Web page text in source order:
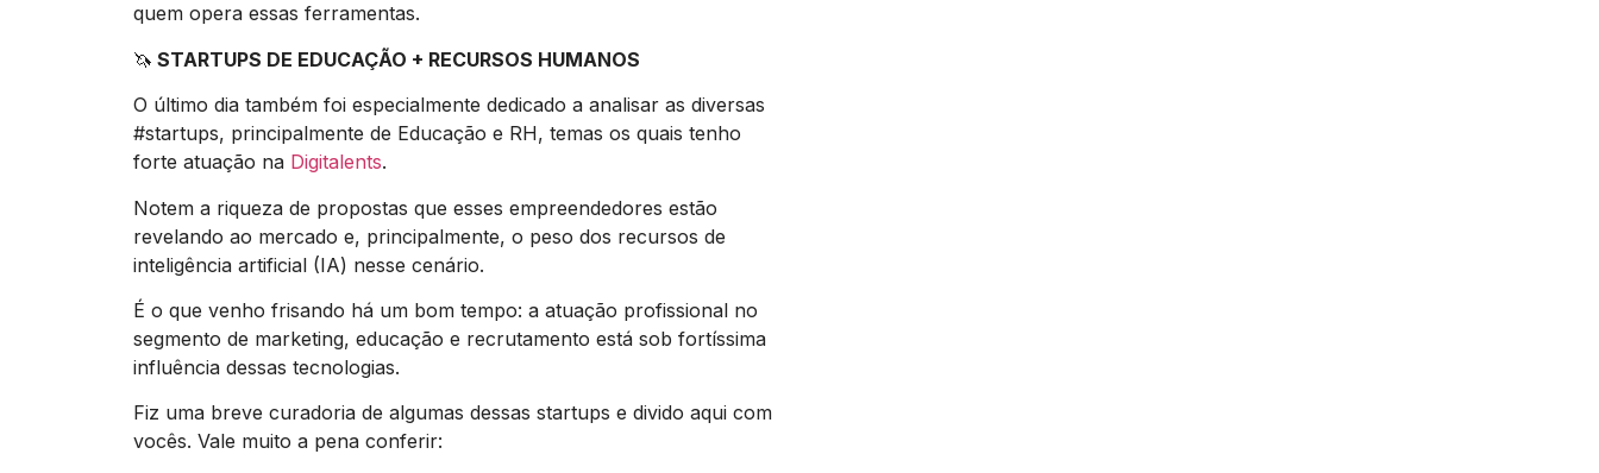
quem opera essas ferramentas.
🦄 STARTUPS DE EDUCAÇÃO + RECURSOS HUMANOS
O último dia também foi especialmente dedicado a analisar as diversas
#startups, principalmente de Educação e RH, temas os quais tenho
forte atuação na Digitalents.
Notem a riqueza de propostas que esses empreendedores estão
revelando ao mercado e, principalmente, o peso dos recursos de
inteligência artificial (IA) nesse cenário.
É o que venho frisando há um bom tempo: a atuação profissional no
segmento de marketing, educação e recrutamento está sob fortíssima
influência dessas tecnologias.
Fiz uma breve curadoria de algumas dessas startups e divido aqui com
vocês. Vale muito a pena conferir: